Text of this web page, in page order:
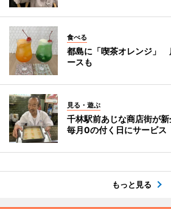
食べる
都島に「喫茶オレンジ」
ースも
見る・遊ぶ
千林駅前あじな商店街が
毎月0の付く日にサービス
もっと見る